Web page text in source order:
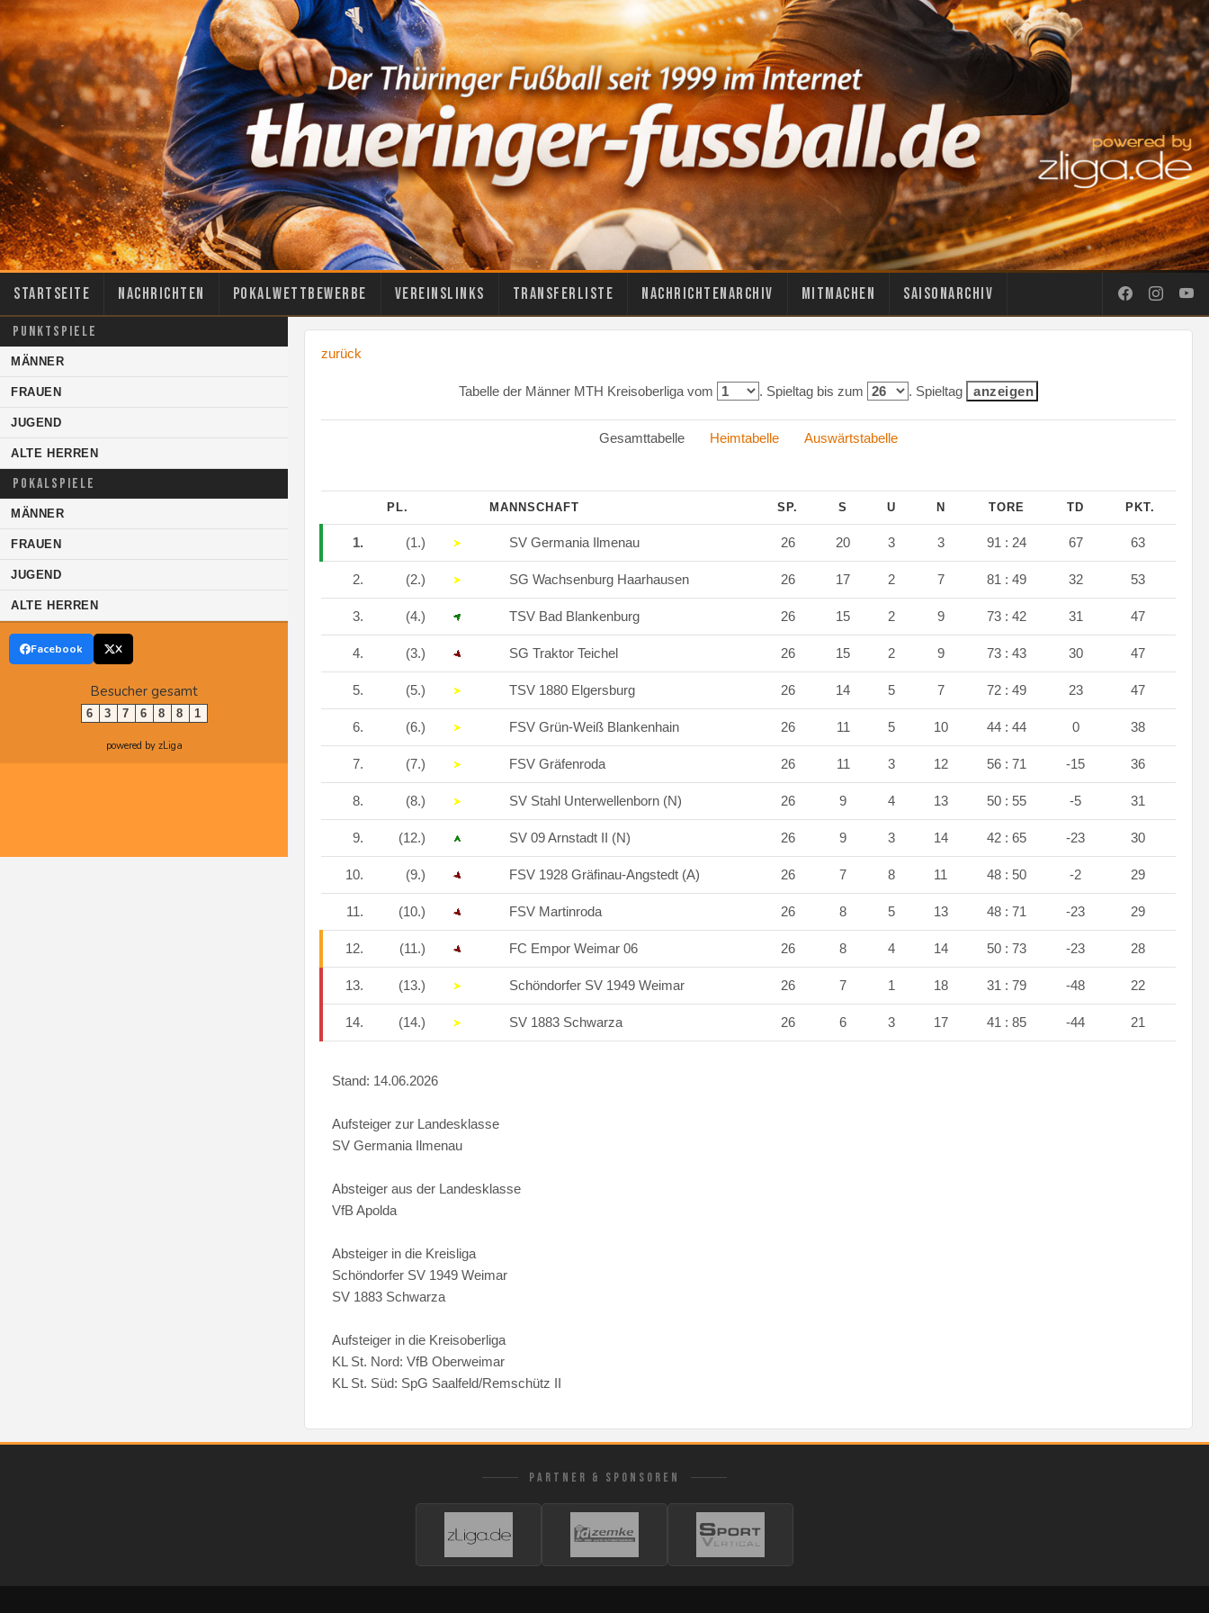
Startseite Nachrichten Pokalwettbewerbe Vereinslinks Transferliste Nachrichtenarchiv Mitmachen Saisonarchiv
PUNKTSPIELE
MÄNNER
FRAUEN
JUGEND
ALTE HERREN
POKALSPIELE
MÄNNER
FRAUEN
JUGEND
ALTE HERREN
Facebook X
Besucher gesamt
6 3 7 6 8 8 1
powered by zLiga
zurück
Tabelle der Männer MTH Kreisoberliga vom . Spieltag bis zum . Spieltag
Gesamttabelle Heimtabelle Auswärtstabelle
PL. MANNSCHAFT SP. S U N TORE TD PKT.
1. (1.) SV Germania Ilmenau 26 20 3 3 91 : 24 67 63
2. (2.) SG Wachsenburg Haarhausen 26 17 2 7 81 : 49 32 53
3. (4.) TSV Bad Blankenburg 26 15 2 9 73 : 42 31 47
4. (3.) SG Traktor Teichel 26 15 2 9 73 : 43 30 47
5. (5.) TSV 1880 Elgersburg 26 14 5 7 72 : 49 23 47
6. (6.) FSV Grün-Weiß Blankenhain 26 11 5 10 44 : 44 0 38
7. (7.) FSV Gräfenroda 26 11 3 12 56 : 71 -15 36
8. (8.) SV Stahl Unterwellenborn (N) 26 9 4 13 50 : 55 -5 31
9. (12.) SV 09 Arnstadt II (N) 26 9 3 14 42 : 65 -23 30
10. (9.) FSV 1928 Gräfinau-Angstedt (A) 26 7 8 11 48 : 50 -2 29
11. (10.) FSV Martinroda 26 8 5 13 48 : 71 -23 29
12. (11.) FC Empor Weimar 06 26 8 4 14 50 : 73 -23 28
13. (13.) Schöndorfer SV 1949 Weimar 26 7 1 18 31 : 79 -48 22
14. (14.) SV 1883 Schwarza 26 6 3 17 41 : 85 -44 21
Stand: 14.06.2026
Aufsteiger zur Landesklasse
SV Germania Ilmenau
Absteiger aus der Landesklasse
VfB Apolda
Absteiger in die Kreisliga
Schöndorfer SV 1949 Weimar
SV 1883 Schwarza
Aufsteiger in die Kreisoberliga
KL St. Nord: VfB Oberweimar
KL St. Süd: SpG Saalfeld/Remschütz II
PARTNER & SPONSOREN